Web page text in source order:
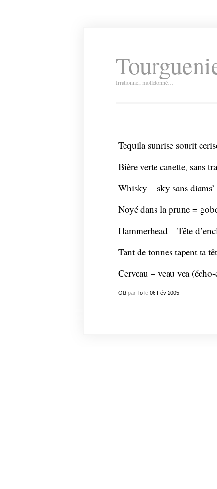
Irrationnel, molletonné…
Tequila sunrise sourit
Bière verte canette, sans
Whisky – sky sans
Noyé dans la prune =
Hammerhead – Tête
Tant de tonnes tapent ta
Cerveau – veau vea (écho-
Oldpar Tole 06 Fév 2005